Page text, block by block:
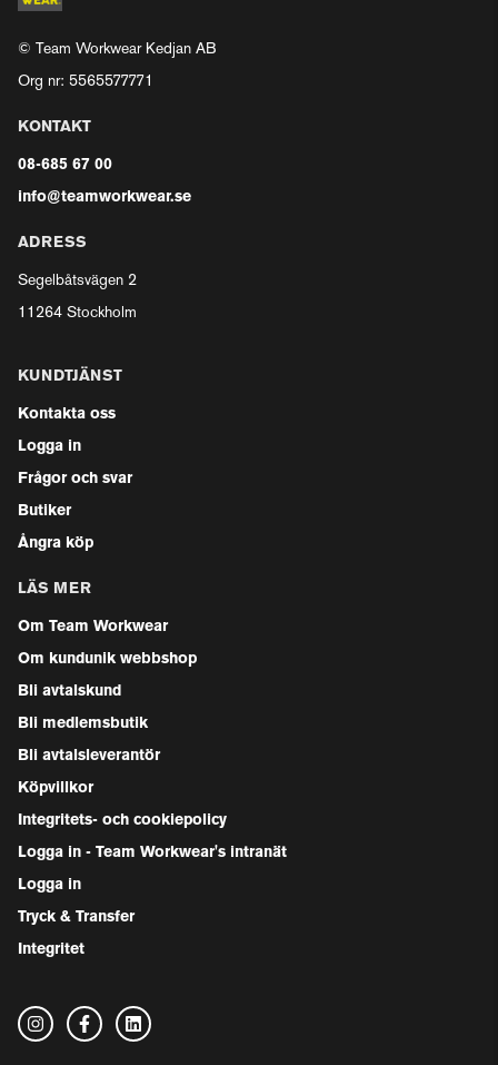
© Team Workwear Kedjan AB
Org nr: 5565577771
KONTAKT
08-685 67 00
info@teamworkwear.se
ADRESS
Segelbåtsvägen 2
11264 Stockholm
KUNDTJÄNST
Kontakta oss
Logga in
Frågor och svar
Butiker
Ångra köp
LÄS MER
Om Team Workwear
Om kundunik webbshop
Bli avtalskund
Bli medlemsbutik
Bli avtalsleverantör
Köpvillkor
Integritets- och cookiepolicy
Logga in - Team Workwear's intranät
Logga in
Tryck & Transfer
Integritet